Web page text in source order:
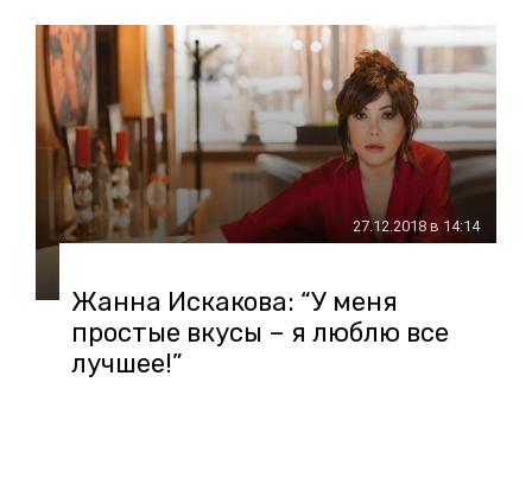
27.12.2018 в 14:14
Жанна Искакова: “У меня
простые вкусы – я люблю все
лучшее!”